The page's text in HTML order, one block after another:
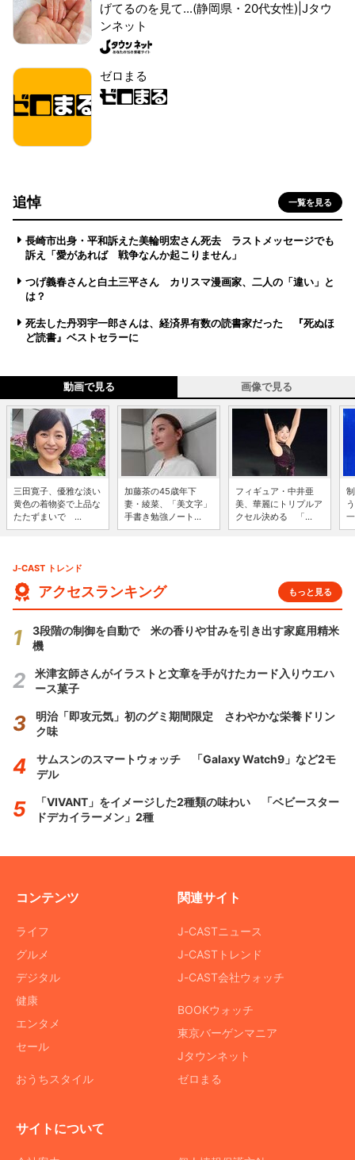
げてるのを見て...(静岡県・20代女性)|Jタウ
ンネット
ゼロまる
追悼 一覧を見る
長崎市出身・平和訴えた美輪明宏さん死去 ラストメッセージでも
訴え「愛があれば 戦争なんか起こりません」
つげ義春さんと白土三平さん カリスマ漫画家、二人の「違い」と
は？
死去した丹羽宇一郎さんは、経済界有数の読書家だった 『死ぬほ
ど読書』ベストセラーに
動画で見る 画像で見る
三田寛子、優雅な淡い
黄色の着物姿で上品な
たたずまいで ...
加藤茶の45歳年下
妻・綾菜、「美文字」
手書き勉強ノート...
フィギュア・中井亜
美、華麗にトリプルア
クセル決める 「...
J-CAST トレンド
アクセスランキング もっと見る
3段階の制御を自動で 米の香りや甘みを引き出す家庭用精米
機
米津玄師さんがイラストと文章を手がけたカード入りウエハ
ース菓子
明治「即攻元気」初のグミ期間限定 さわやかな栄養ドリン
ク味
サムスンのスマートウォッチ 「Galaxy Watch9」など2モ
デル
「VIVANT」をイメージした2種類の味わい 「ベビースター
ドデカイラーメン」2種
コンテンツ
ライフ
グルメ
デジタル
健康
エンタメ
セール
おうちスタイル
関連サイト
J-CASTニュース
J-CASTトレンド
J-CAST会社ウォッチ
BOOKウォッチ
東京バーゲンマニア
Jタウンネット
ゼロまる
サイトについて